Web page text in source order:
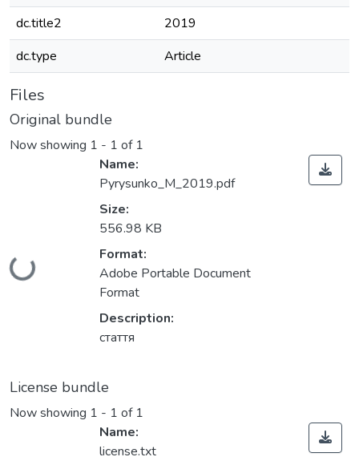
dc.title2
2019
dc.type
Article
Files
Original bundle
Now showing 1 - 1 of 1
Loading...
Name:
Pyrysunko_М_2019.pdf
Size:
556.98 KB
Format:
Adobe Portable Document
Format
Description:
стаття
License bundle
Now showing 1 - 1 of 1
Name:
license.txt